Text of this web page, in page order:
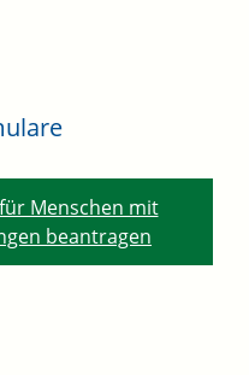
Menschen mit
beantragen